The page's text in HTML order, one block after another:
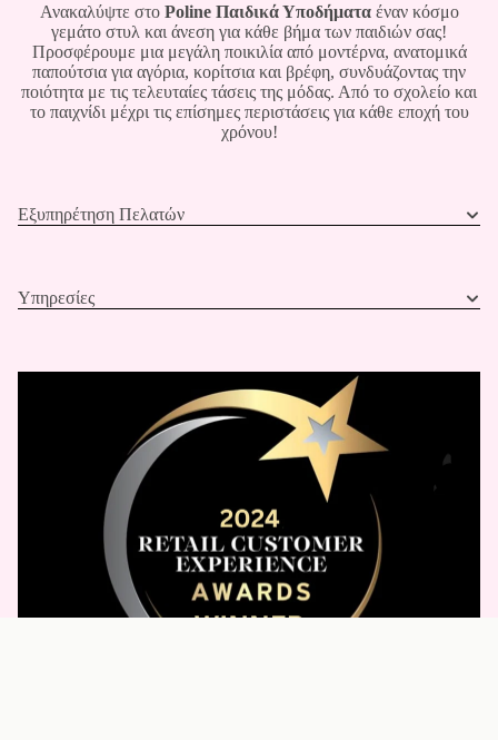
Ανακαλύψτε στο Poline Παιδικά Υποδήματαέναν κόσμο
γεμάτο στυλ και άνεση για κάθε βήμα των παιδιών σας!
Προσφέρουμε μια μεγάλη ποικιλία από μοντέρνα, ανατομικά
παπούτσια για αγόρια, κορίτσια και βρέφη, συνδυάζοντας την
ποιότητα με τις τελευταίες τάσεις της μόδας. Από το σχολείο και
το παιχνίδι μέχρι τις επίσημες περιστάσεις για κάθε εποχή του
χρόνου!
Εξυπηρέτηση Πελατών
Υπηρεσίες